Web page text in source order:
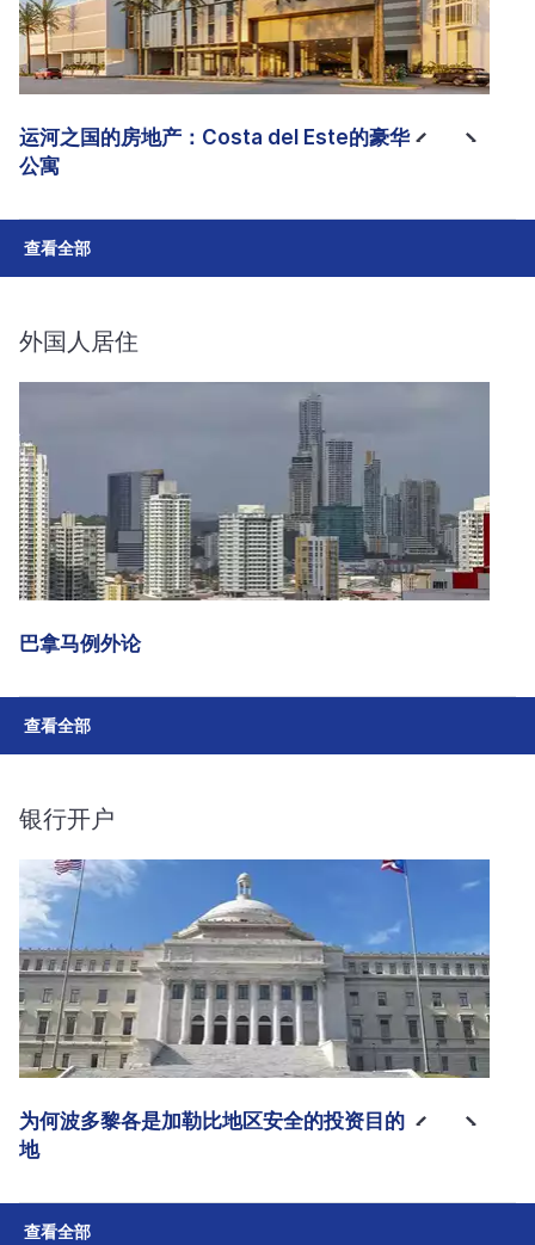
运河之国的房地产：Costa del Este的豪华
公寓
查看全部
外国人居住
巴拿马例外论
查看全部
银行开户
为何波多黎各是加勒比地区安全的投资目的
地
查看全部